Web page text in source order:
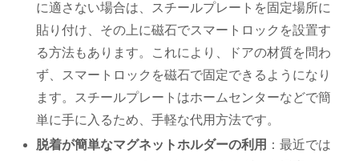
に適さない場合は、スチールプレートを固定場所に
貼り付け、その上に磁石でスマートロックを設置す
る方法もあります。これにより、ドアの材質を問わ
ず、スマートロックを磁石で固定できるようになり
ます。スチールプレートはホームセンターなどで簡
単に手に入るため、手軽な代用方法です。
脱着が簡単なマグネットホルダーの利用 ：最近では